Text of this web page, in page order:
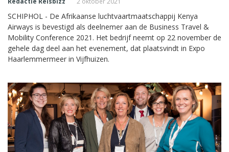
SCHIPHOL - De Afrikaanse luchtvaartmaatschappij Kenya
Airways is bevestigd als deelnemer aan de Business Travel &
Mobility Conference 2021. Het bedrijf neemt op 22 november de
gehele dag deel aan het evenement, dat plaatsvindt in Expo
Haarlemmermeer in Vijfhuizen.